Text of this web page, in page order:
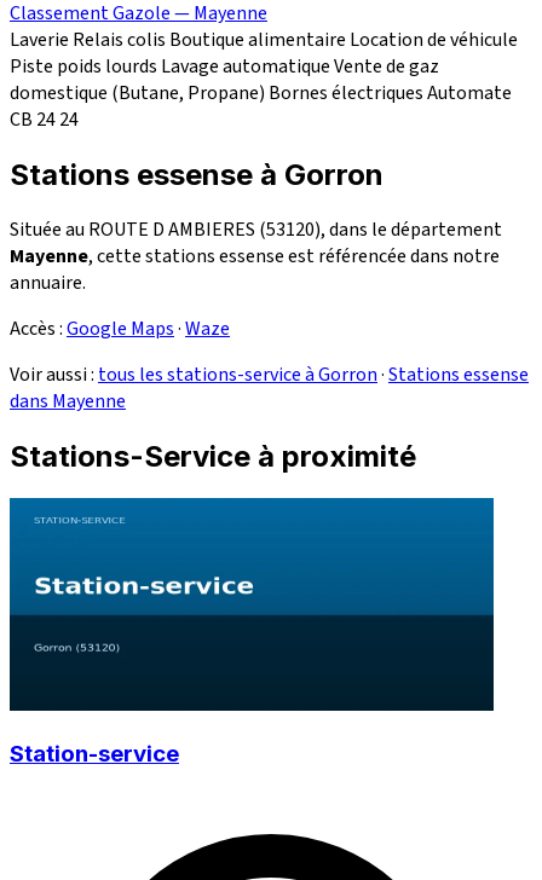
Classement Gazole — Mayenne
Laverie Relais colis Boutique alimentaire Location de véhicule
Piste poids lourds Lavage automatiqueVente de gaz
domestique (Butane, Propane) Bornes électriquesAutomate
CB 2424
Stations essense à Gorron
Située au ROUTE D AMBIERES (53120), dans le département
Mayenne, cette stations essense est référencée dans notre
annuaire.
Accès :Google Maps·Waze
Voir aussi : tous les stations-service à Gorron·Stations essense
dans Mayenne
Stations-Service à proximité
Station-service